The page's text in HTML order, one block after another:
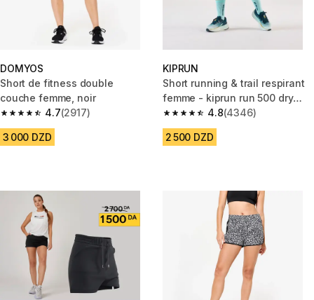
DOMYOS
Short de fitness double
couche femme, noir
4.7
4.7 out of 5 stars from 2917 reviews
(2917)
3 000 DZD
KIPRUN
Short running & trail respirant
femme - kiprun run 500 dry
bleu canard
4.8
4.8 out of 5 stars from 4346
(4346)
2 500 DZD